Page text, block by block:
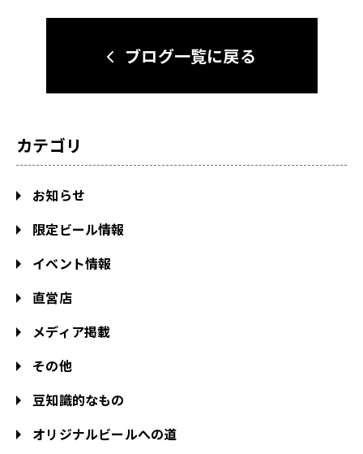
ブログ一覧に戻る
カテゴリ
お知らせ
限定ビール情報
イベント情報
直営店
メディア掲載
その他
豆知識的なもの
オリジナルビールへの道